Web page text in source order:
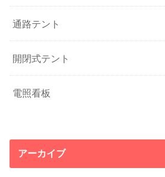
通路テント
開閉式テント
電照看板
アーカイブ